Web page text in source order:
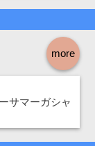
more
サマーガシャ